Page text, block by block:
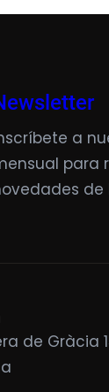
a
para
de Gràcia